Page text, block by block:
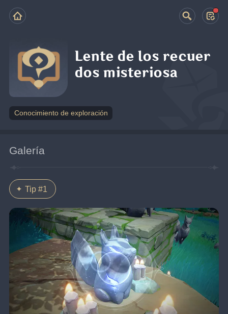
Lente de los recuer
dos misteriosa
Conocimiento de exploración
Galería
Tip #1